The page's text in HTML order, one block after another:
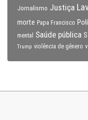
Jornalismo Justiça
morte Papa Francisco
mental
Saúde pública
Trump violência de gênero